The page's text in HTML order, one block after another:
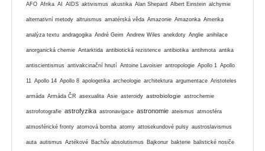
AFO Afrika AI AIDS aktivismus akustika Alan Shepard Albert Einstein alchymie
alternativní metody altruismus amatérská věda Amazonie Amazonka Amerika
analýza textu andragogika André Geim Andrew Wiles anekdoty Anglie anihilace
anorganická chemie Antarktida antibiotická rezistence antibiotika antihmota antika
antiscientismus antivakcinační hnutí Antoine Lavoisier antropologie Apollo 1 Apollo
11 Apollo 14 Apollo 8 apologetika archeologie architektura argumentace Aristoteles
armáda Armáda ČR asexualita Asie asteroidy astrobiologie astrochemie
astrofotografie astrofyzika astronavigace astronomie ateismus atmosféra
atmosférické fronty atomová bomba atomy attosekundové pulsy austroslavismus
auta autismus Aztékové Bachův absolutismus Bajkonur bakterie balistické nosiče